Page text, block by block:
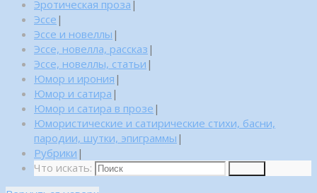
Эротическая проза |
Эссе |
Эссе и новеллы |
Эссе, новелла, рассказ |
Эссе, новеллы, статьи |
Юмор и ирония |
Юмор и сатира |
Юмор и сатира в прозе |
Юмористические и сатирические стихи, басни,
пародии, шутки, эпиграммы |
Рубрики |
Что искать: